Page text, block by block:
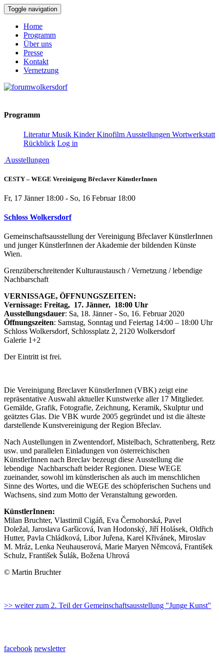
Toggle navigation
Home
Programm
Über uns
Presse
Kontakt
Vernetzung
Programm
LiteraturMusik KinderKinofilm Ausstellungen Wortwerkstatt
Rückblick Log in
Ausstellungen
CESTY – WEGE Vereinigung Břeclaver KünstlerInnen
Fr, 17 Jänner 18:00 - So, 16 Februar 18:00
Schloss Wolkersdorf
Gemeinschaftsausstellung der Vereinigung Břeclaver KünstlerInnen
und junger KünstlerInnen der Akademie der bildenden Künste
Wien.
Grenzüberschreitender Kulturaustausch / Vernetzung / lebendige
Nachbarschaft
VERNISSAGE, ÖFFNUNGSZEITEN:
Vernissage: Freitag, 17. Jänner, 18:00 Uhr
Ausstellungsdauer: Sa, 18. Jänner - So, 16. Februar 2020
Öffnungszeiten: Samstag, Sonntag und Feiertag 14:00 – 18:00 Uhr
Schloss Wolkersdorf, Schlossplatz 2, 2120 Wolkersdorf
Galerie 1+2
Der Eintritt ist frei.
Die Vereinigung Breclaver KünstlerInnen (VBK) zeigt eine
repräsentative Auswahl aktueller Kunstwerke aller 17 Mitglieder.
Gemälde, Grafik, Fotografie, Zeichnung, Keramik, Skulptur und
geätztes Glas. Die VBK wurde 2005 gegründet und ist die älteste
darstellende Kunstvereinigung der Region Břeclav.
Nach Austellungen in Zwentendorf, Mistelbach, Schrattenberg, Retz
usw. und parallelen Einladungen von österreichischen
KünstlerInnen nach Breclav bezeugt diese Ausstellung die
lebendige Nachbarschaft beider Regionen. Diese WEGE
zueinander, sowohl im künstlerischen als auch im menschlichen
Sinne des Wortes, und die WEGE des schöpferischen Suchens und
Wachsens, sind zum Motto der Veranstaltung geworden.
KünstlerInnen:
Milan Bruchter, Vlastimil Cigáň, Eva Černohorská, Pavel
Doležal, Jaroslava Garšicová, Ivan Hodonský, Jiří Holásek, Oldřich
Hutter, Pavla Chládková, Libor Juřena, Karel Křivánek, Miroslav
M. Mráz, Lenka Neuhauserová, Marie Maryen Němcová, František
Schulz, František Šulák, Božena Uhrová
© Martin Bruchter
>> weiter zum 2. Teil der Gemeinschaftsausstellung "Junge Kunst"
facebook newsletter